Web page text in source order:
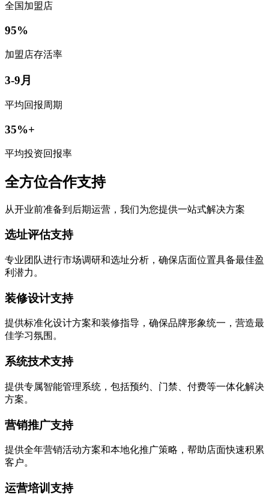
全国加盟店
95%
加盟店存活率
3-9月
平均回报周期
35%+
平均投资回报率
全方位合作支持
从开业前准备到后期运营，我们为您提供一站式解决方案
选址评估支持
专业团队进行市场调研和选址分析，确保店面位置具备最佳盈
利潜力。
装修设计支持
提供标准化设计方案和装修指导，确保品牌形象统一，营造最
佳学习氛围。
系统技术支持
提供专属智能管理系统，包括预约、门禁、付费等一体化解决
方案。
营销推广支持
提供全年营销活动方案和本地化推广策略，帮助店面快速积累
客户。
运营培训支持